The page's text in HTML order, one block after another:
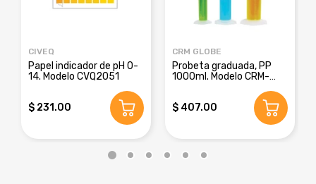
CIVEQ
Papel indicador de pH 0-
14. Modelo CVQ2051
$ 231.00
CRM GLOBE
Probeta graduada, PP
1000ml. Modelo CRM-
$ 407.00